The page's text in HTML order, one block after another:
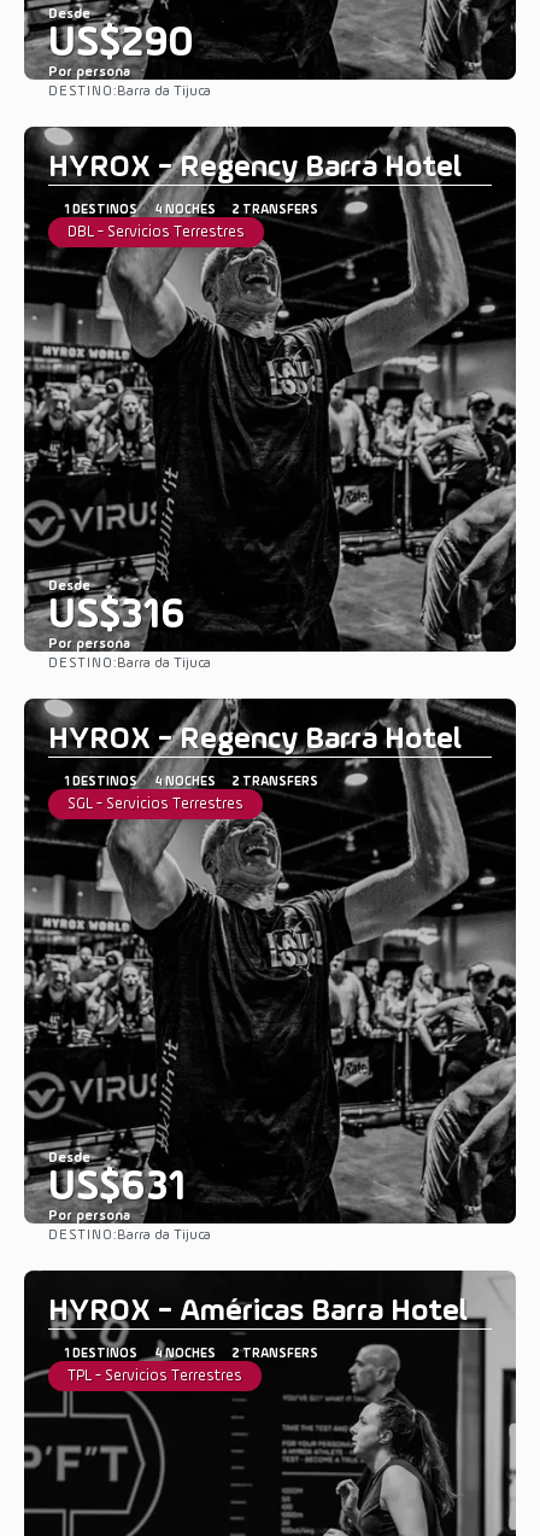
Desde
US$290
Por persona
DESTINO:Barra da Tijuca
HYROX - Regency Barra Hotel
1 DESTINOS 4 NOCHES 2 TRANSFERS
DBL - Servicios Terrestres
Desde
US$316
Por persona
DESTINO:Barra da Tijuca
HYROX - Regency Barra Hotel
1 DESTINOS 4 NOCHES 2 TRANSFERS
SGL - Servicios Terrestres
Desde
US$631
Por persona
DESTINO:Barra da Tijuca
HYROX - Américas Barra Hotel
1 DESTINOS 4 NOCHES 2 TRANSFERS
TPL - Servicios Terrestres